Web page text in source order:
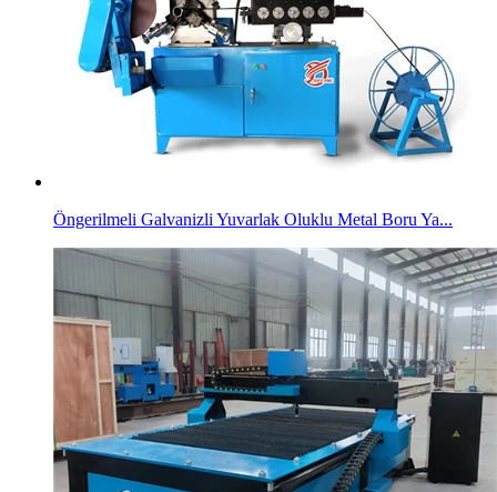
Öngerilmeli Galvanizli Yuvarlak Oluklu Metal Boru Ya...